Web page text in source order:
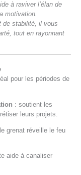
à raviver l’élan de
motivation.
de stabilité, il vous
tout en rayonnant
pour les périodes de
: soutient les
leurs projets.
grenat réveille le feu
aide à canaliser